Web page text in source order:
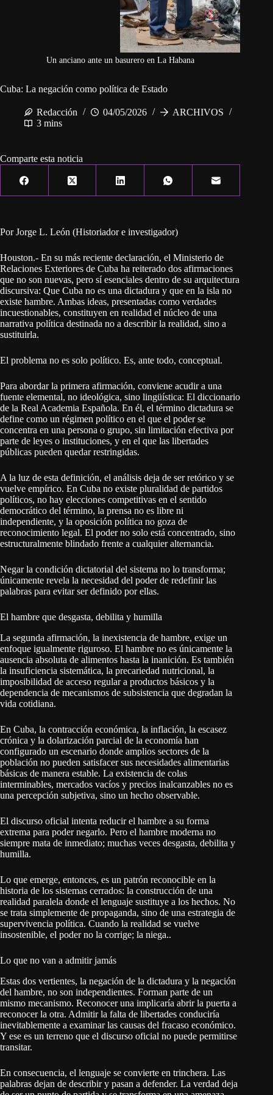
Un anciano ante un basurero en La Habana
Cuba: La negación como política de Estado
Redacción 04/05/2026
ARCHIVOS
3 mins
Comparte esta noticia
Por Jorge L. León (Historiador e investigador)
Houston.- En su más reciente declaración, el Ministerio de
Relaciones Exteriores de Cuba ha reiterado dos afirmaciones
que no son nuevas, pero sí esenciales dentro de su arquitectura
discursiva: Que Cuba no es una dictadura y que en la isla no
existe hambre. Ambas ideas, presentadas como verdades
incuestionables, constituyen en realidad el núcleo de una
narrativa política destinada no a describir la realidad, sino a
sustituirla.
El problema no es solo político. Es, ante todo, conceptual.
Para abordar la primera afirmación, conviene acudir a una
fuente elemental, no ideológica, sino lingüística: El diccionario
de la Real Academia Española. En él, el término dictadura se
define como un régimen político en el que el poder se
concentra en una persona o grupo, sin limitación efectiva por
parte de leyes o instituciones, y en el que las libertades
públicas pueden quedar restringidas.
A la luz de esta definición, el análisis deja de ser retórico y se
vuelve empírico. En Cuba no existe pluralidad de partidos
políticos, no hay elecciones competitivas en el sentido
democrático del término, la prensa no es libre ni
independiente, y la oposición política no goza de
reconocimiento legal. El poder no solo está concentrado, sino
estructuralmente blindado frente a cualquier alternancia.
Negar la condición dictatorial del sistema no lo transforma;
únicamente revela la necesidad del poder de redefinir las
palabras para evitar ser definido por ellas.
El hambre que desgasta, debilita y humilla
La segunda afirmación, la inexistencia de hambre, exige un
enfoque igualmente riguroso. El hambre no es únicamente la
ausencia absoluta de alimentos hasta la inanición. Es también
la insuficiencia sistemática, la precariedad nutricional, la
imposibilidad de acceso regular a productos básicos y la
dependencia de mecanismos de subsistencia que degradan la
vida cotidiana.
En Cuba, la contracción económica, la inflación, la escasez
crónica y la dolarización parcial de la economía han
configurado un escenario donde amplios sectores de la
población no pueden satisfacer sus necesidades alimentarias
básicas de manera estable. La existencia de colas
interminables, mercados vacíos y precios inalcanzables no es
una percepción subjetiva, sino un hecho observable.
El discurso oficial intenta reducir el hambre a su forma
extrema para poder negarlo. Pero el hambre moderna no
siempre mata de inmediato; muchas veces desgasta, debilita y
humilla.
Lo que emerge, entonces, es un patrón reconocible en la
historia de los sistemas cerrados: la construcción de una
realidad paralela donde el lenguaje sustituye a los hechos. No
se trata simplemente de propaganda, sino de una estrategia de
supervivencia política. Cuando la realidad se vuelve
insostenible, el poder no la corrige; la niega..
Lo que no van a admitir jamás
Estas dos vertientes, la negación de la dictadura y la negación
del hambre, no son independientes. Forman parte de un
mismo mecanismo. Reconocer una implicaría abrir la puerta a
reconocer la otra. Admitir la falta de libertades conduciría
inevitablemente a examinar las causas del fracaso económico.
Y ese es un terreno que el discurso oficial no puede permitirse
transitar.
En consecuencia, el lenguaje se convierte en trinchera. Las
palabras dejan de describir y pasan a defender. La verdad deja